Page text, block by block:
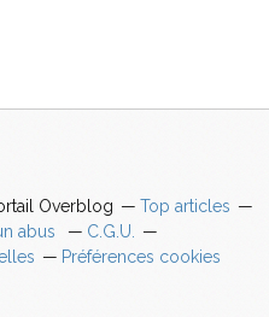
Overblog
Top articles
abus
C.G.U.
Préférences cookies